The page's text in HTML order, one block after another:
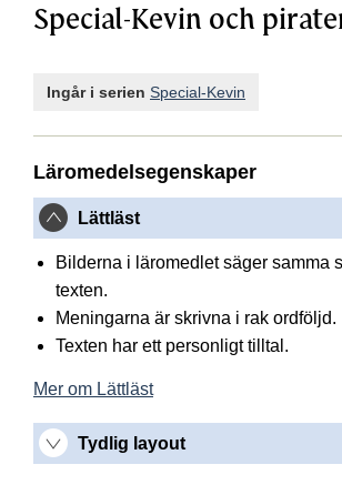
Special-Kevin och
Ingår i serien Special-Kevin
Läromedelsegenskaper
Lättläst
Bilderna i läromedlet säger samma
texten.
Meningarna är skrivna i rak ordföljd.
Texten har ett personligt tilltal.
Mer om Lättläst
Tydlig layout